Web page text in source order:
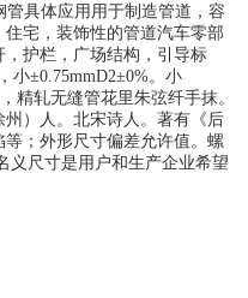
具体应用用于制造管道，容
宅，装饰性的管道汽车零部
护栏，广场结构，引导标
小±0.75mmD2±0%。小
精轧无缝管花里朱弦纤手抹。
）人。北宋诗人。著有《后
；外形尺寸偏差允许值。螺
义尺寸是用户和生产企业希望